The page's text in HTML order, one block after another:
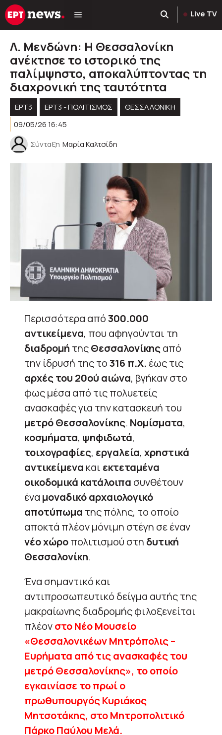
Μετάβαση
σε
Live TV
Λ. Μενδώνη: Η Θεσσαλονίκη
ανέκτησε το ιστορικό της
παλίμψηστο, αποκαλύπτοντας τη
διαχρονική της ταυτότητα
ΕΡΤ3 ΕΡΤ3 - ΠΟΛΙΤΙΣΜΌΣ
ΘΕΣΣΑΛΟΝΙΚΗ
09/05/26 16:45
Σύνταξη Μαρία Καλτσίδη
Περισσότερα από300.000
αντικείμενα, που αφηγούνται τη
διαδρομή τηςΘεσσαλονίκηςαπό
την ίδρυσή της το316 π.Χ. έως τις
αρχές του 20ού αιώνα, βγήκαν στο
φως μέσα από τις πολυετείς
ανασκαφές για την κατασκευή του
μετρό Θεσσαλονίκης. Νομίσματα,
κοσμήματα, ψηφιδωτά,
τοιχογραφίες, εργαλεία, χρηστικά
αντικείμενα και εκτεταμένα
οικοδομικά κατάλοιπα συνθέτουν
ένα μοναδικό αρχαιολογικό
αποτύπωμα της πόλης, το οποίο
αποκτά πλέον μόνιμη στέγη σε έναν
νέο χώροπολιτισμού στη δυτική
Θεσσαλονίκη.
Ένα σημαντικό και
αντιπροσωπευτικό δείγμα αυτής της
μακραίωνης διαδρομής φιλοξενείται
πλέονστο Νέο Μουσείο
«Θεσσαλονικέων Μητρόπολις –
Ευρήματα από τις ανασκαφές του
μετρό Θεσσαλονίκης», το οποίο
εγκαινίασε το πρωί ο
πρωθυπουργός Κυριάκος
Μητσοτάκης, στο Μητροπολιτικό
Πάρκο Παύλου Μελά.